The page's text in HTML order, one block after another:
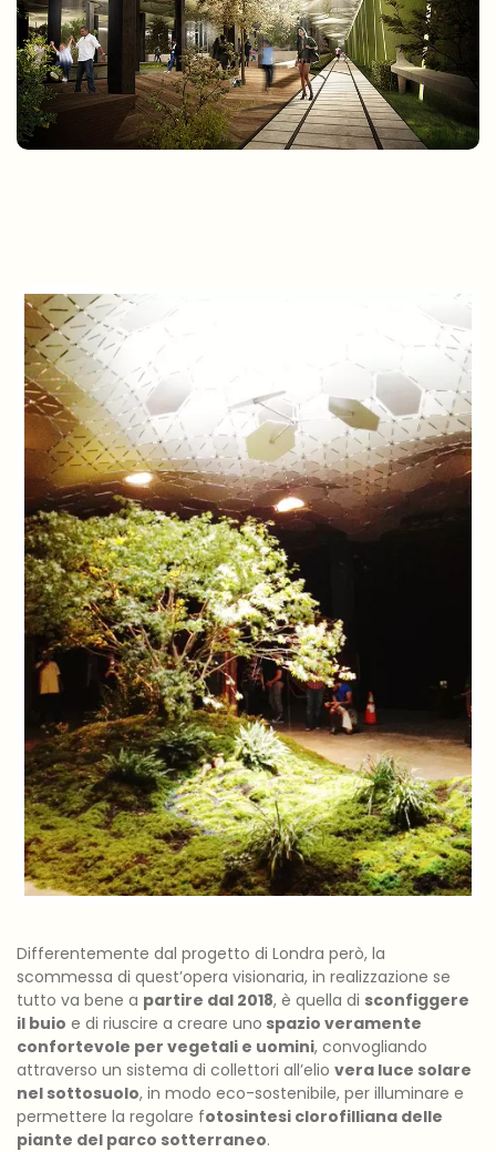
Differentemente dal progetto di Londra però, la
scommessa di quest’opera visionaria, in realizzazione se
tutto va bene a partire dal 2018, è quella di sconfiggere
il buio e di riuscire a creare uno spazio veramente
confortevole per vegetali e uomini, convogliando
attraverso un sistema di collettori all’elio vera luce solare
nel sottosuolo, in modo eco-sostenibile, per illuminare e
permettere la regolare fotosintesi clorofilliana delle
piante del parco sotterraneo.